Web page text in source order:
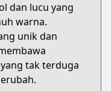
dan lucu yang
warna.
unik dan
tak terduga